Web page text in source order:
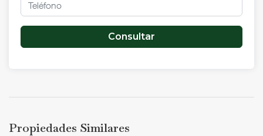
Consultar
Propiedades Similares